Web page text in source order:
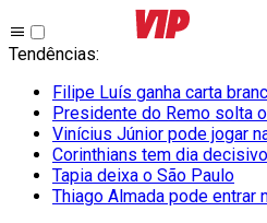
Tendências:
Filipe Luís ganha carta
Presidente do Remo solta
Vinícius Júnior pode jogar
Corinthians tem dia
Tapia deixa o São Paulo
Thiago Almada pode entrar